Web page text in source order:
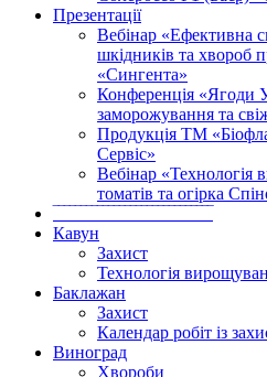
Презентації
Вебінар «Ефективна
шкідників та хвороб
«Сингента»
Конференція «Ягоди
заморожування та
Продукція ТМ
Сервіс»
Вебінар «Технологія
томатів та огірка
Кавун
Захист
Технологія
Баклажан
Захист
Календар робіт із
Виноград
Хвороби